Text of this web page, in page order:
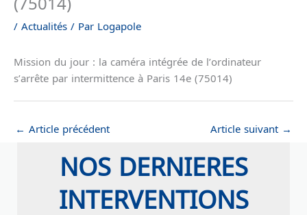
/ Actualités / Par Logapole
Mission du jour : la caméra intégrée de l’ordinateur
s’arrête par intermittence à Paris 14e (75014)
← Article précédent Article suivant →
NOS DERNIERES
INTERVENTIONS